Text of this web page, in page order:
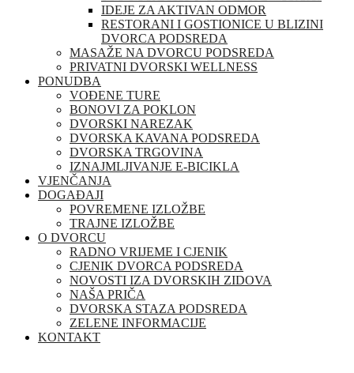
IDEJE ZA AKTIVAN ODMOR
RESTORANI I GOSTIONICE U BLIZINI
DVORCA PODSREDA
MASAŽE NA DVORCU PODSREDA
PRIVATNI DVORSKI WELLNESS
PONUDBA
VOĐENE TURE
BONOVI ZA POKLON
DVORSKI NAREZAK
DVORSKA KAVANA PODSREDA
DVORSKA TRGOVINA
IZNAJMLJIVANJE E-BICIKLA
VJENČANJA
DOGAĐAJI
POVREMENE IZLOŽBE
TRAJNE IZLOŽBE
O DVORCU
RADNO VRIJEME I CJENIK
CJENIK DVORCA PODSREDA
NOVOSTI IZA DVORSKIH ZIDOVA
NAŠA PRIČA
DVORSKA STAZA PODSREDA
ZELENE INFORMACIJE
KONTAKT